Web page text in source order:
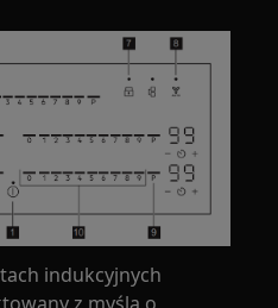
indukcyjnych